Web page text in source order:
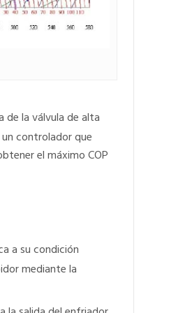
de la válvula de alta
controlador que
el máximo COP
a su condición
mediante la